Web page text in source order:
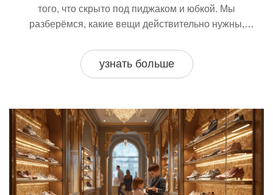
того, что скрыто под пиджаком и юбкой. Мы
разберёмся, какие вещи действительно нужны,
родителям, чтобы дочь чувствовала себя уверенно
каждый учебный день.
узнать больше